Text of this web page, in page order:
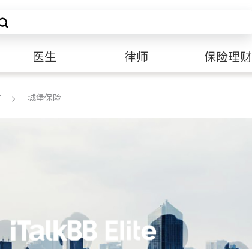
医生 律师 保险理财
城堡保险